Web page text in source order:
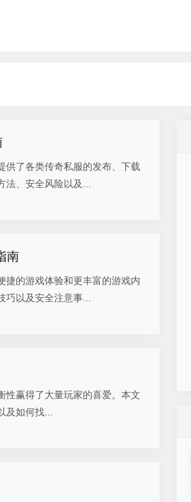
供了各类传奇私服的发布、下载
、安全风险以及...
南
捷的游戏体验和更丰富的游戏内
以及安全注意事...
性赢得了大量玩家的喜爱。本文
如何找...